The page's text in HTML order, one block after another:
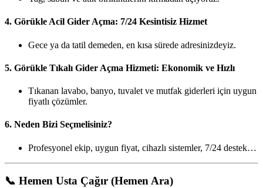
4. Görükle Acil Gider Açma: 7/24 Kesintisiz Hizmet
Gece ya da tatil demeden, en kısa sürede adresinizdeyiz.
5. Görükle Tıkalı Gider Açma Hizmeti: Ekonomik ve Hızlı
Tıkanan lavabo, banyo, tuvalet ve mutfak giderleri için uygun
fiyatlı çözümler.
6. Neden Bizi Seçmelisiniz?
Profesyonel ekip, uygun fiyat, cihazlı sistemler, 7/24 destek…
📞 Hemen Usta Çağır (Hemen Ara)